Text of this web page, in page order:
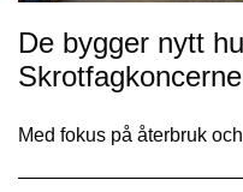
De bygger nytt
Med fokus på återbruk